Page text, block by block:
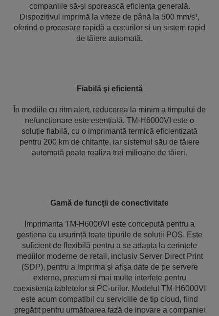
companiile să-și sporească eficiența generală.
Dispozitivul imprimă la viteze de până la 500 mm/s¹,
oferind o procesare rapidă a cecurilor și un sistem rapid
de tăiere automată.
Fiabilă şi eficientă
În mediile cu ritm alert, reducerea la minim a timpului de
nefuncționare este esențială. TM-H6000VI este o
soluție fiabilă, cu o imprimantă termică eficientizată
pentru 200 km de chitanțe, iar sistemul său de tăiere
automată poate realiza trei milioane de tăieri.
Gamă de funcții de conectivitate
Imprimanta TM-H6000VI este concepută pentru a
gestiona cu ușurință toate tipurile de soluții POS. Este
suficient de flexibilă pentru a se adapta la cerințele
mediilor moderne de retail, inclusiv Server Direct Print
(SDP), pentru a imprima și afișa date de pe servere
externe, precum și mai multe interfețe pentru
coexistența tabletelor și PC-urilor. Modelul TM-H6000VI
este acum compatibil cu serviciile de tip cloud, fiind
pregătit pentru următoarea fază de inovare a companiei